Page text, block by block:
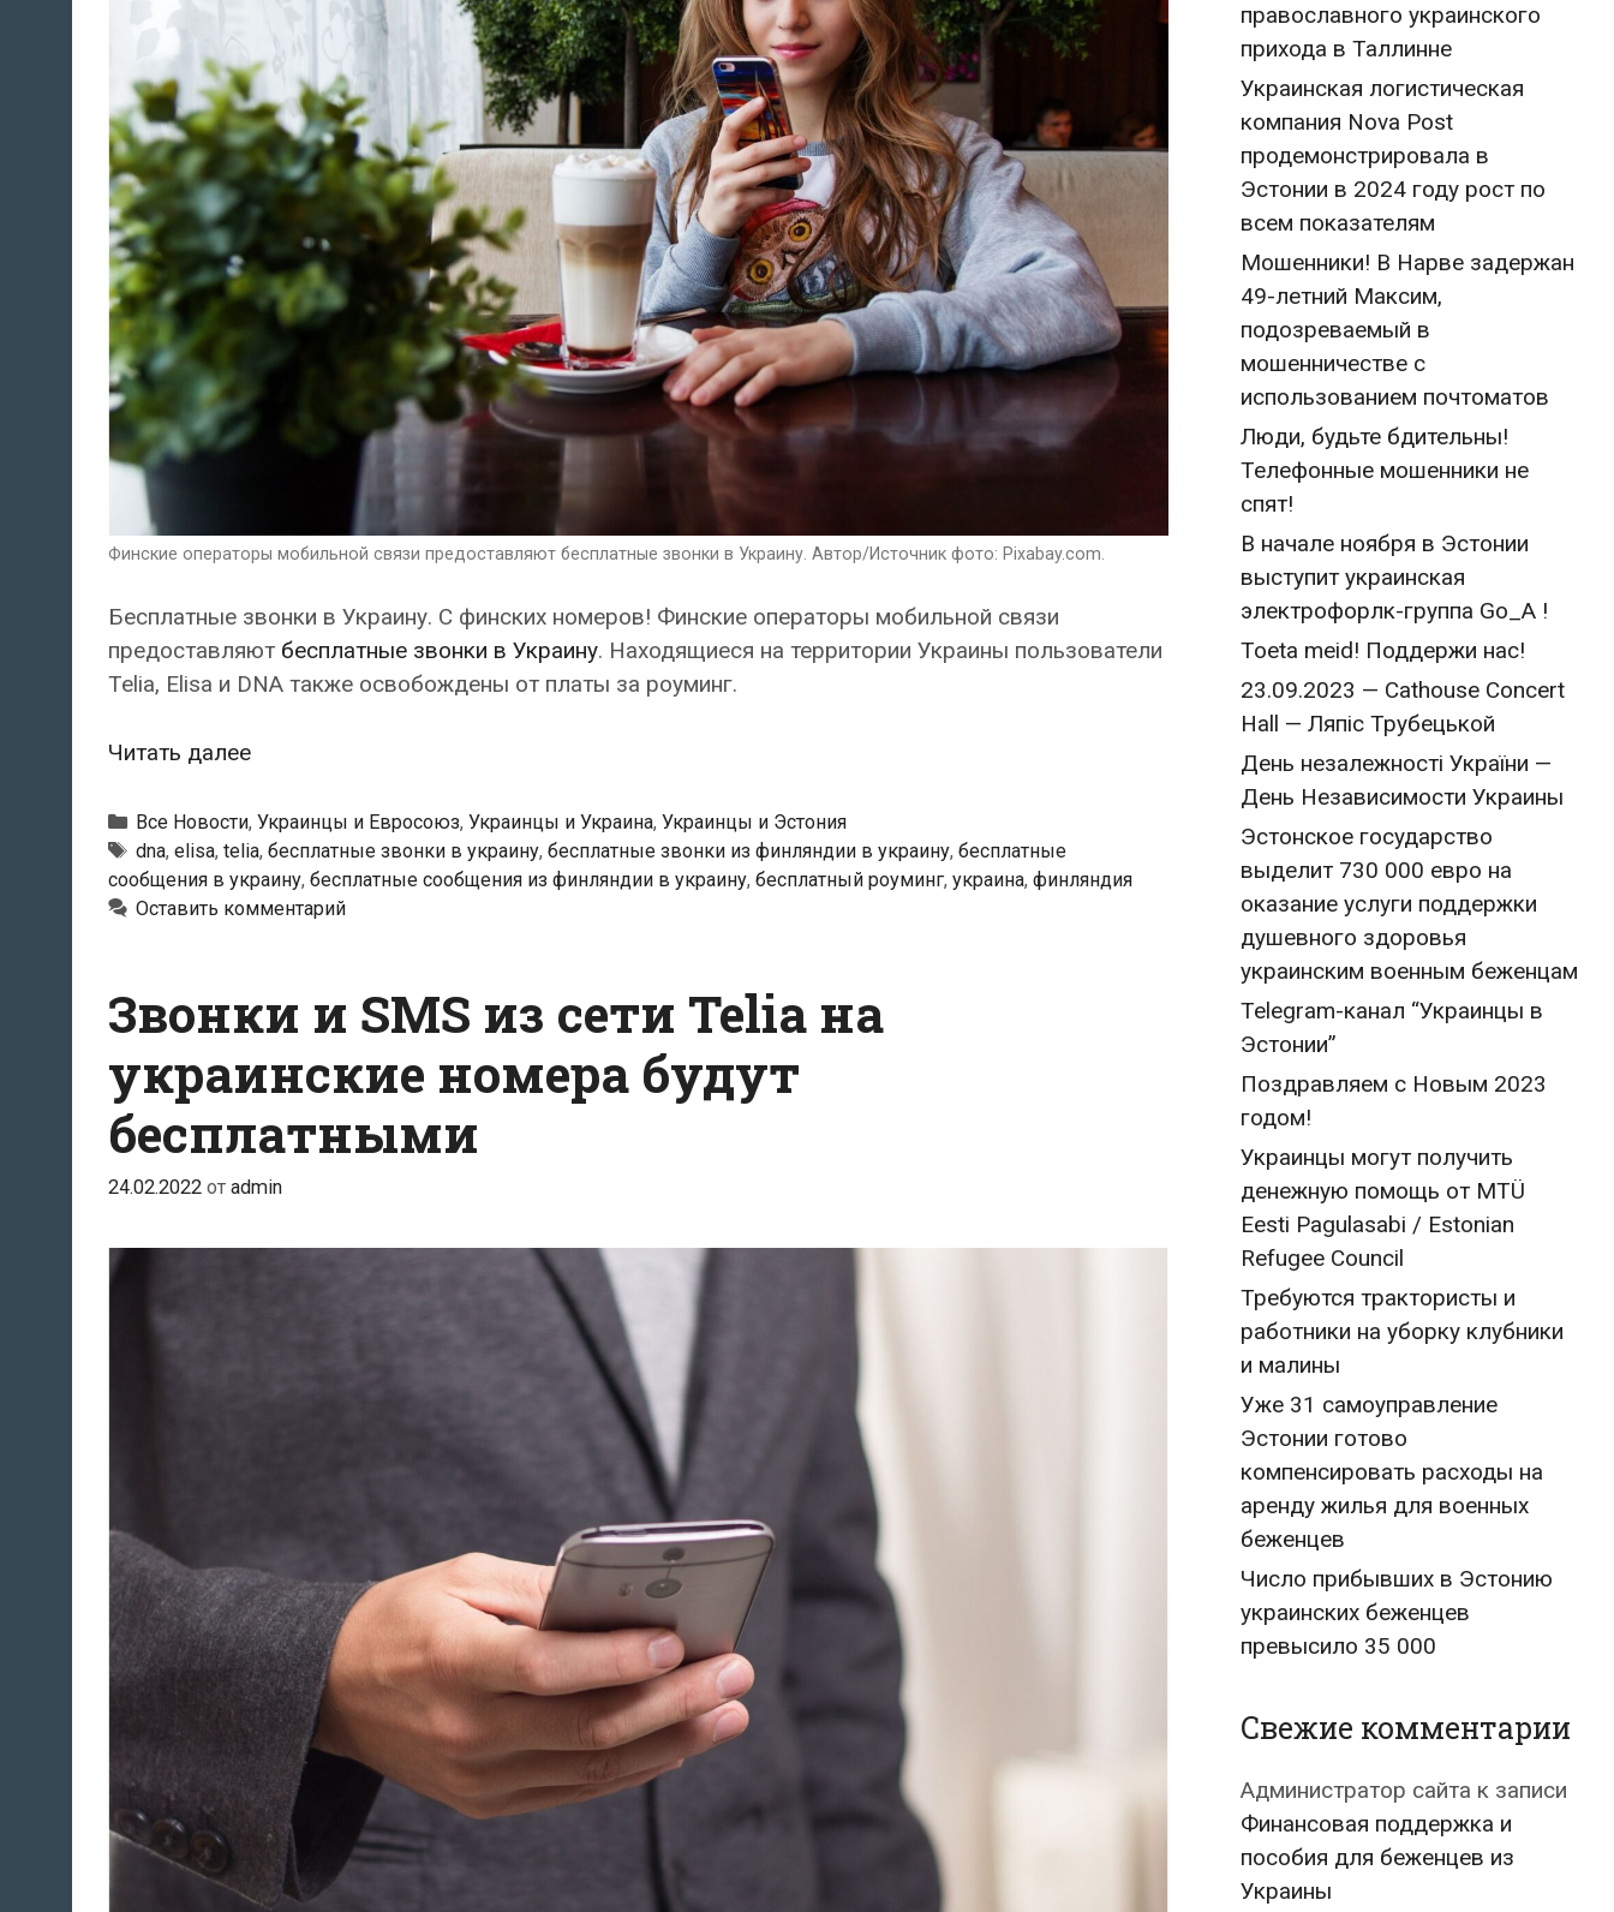
Финские операторы мобильной связи предоставляют бесплатные звонки в Украину. Автор/Источник фото: Pixabay.com.
Бесплатные звонки в Украину. С финских номеров! Финские операторы мобильной связи
предоставляют бесплатные звонки в Украину. Находящиеся на территории Украины пользователи
Telia, Elisa и DNA также освобождены от платы за роуминг.
Читать далееФинские
мобильной
связи
предоставляют
бесплатные
Украину
Рубрики
Все Новости, Украинцы и Евросоюз, Украинцы и Украина, Украинцы и Эстония
Метки
dna, elisa, telia, бесплатные звонки в украину, бесплатные звонки из финляндии в украину, бесплатные
сообщения в украину, бесплатные сообщения из финляндии в украину, бесплатный роуминг, украина, финляндия
Оставить комментарий
Звонки и SMS из сети Telia на
украинские номера будут
бесплатными
24.02.2022 от admin
православного украинского
прихода в Таллинне
Украинская логистическая
компания Nova Post
продемонстрировала в
Эстонии в 2024 году рост по
всем показателям
Мошенники! В Нарве задержан
49-летний Максим,
подозреваемый в
мошенничестве с
использованием почтоматов
Люди, будьте бдительны!
Телефонные мошенники не
спят!
В начале ноября в Эстонии
выступит украинская
электрофорлк-группа Go_A !
Toeta meid! Поддержи нас!
23.09.2023 — Cathouse Concert
Hall — Ляпіс Трубецькой
День незалежності України —
День Независимости Украины
Эстонское государство
выделит 730 000 евро на
оказание услуги поддержки
душевного здоровья
украинским военным беженцам
Telegram-канал “Украинцы в
Эстонии”
Поздравляем с Новым 2023
годом!
Украинцы могут получить
денежную помощь от MTÜ
Eesti Pagulasabi / Estonian
Refugee Council
Требуются трактористы и
работники на уборку клубники
и малины
Уже 31 самоуправление
Эстонии готово
компенсировать расходы на
аренду жилья для военных
беженцев
Число прибывших в Эстонию
украинских беженцев
превысило 35 000
Свежие комментарии
Администратор сайта к записи
Финансовая поддержка и
пособия для беженцев из
Украины